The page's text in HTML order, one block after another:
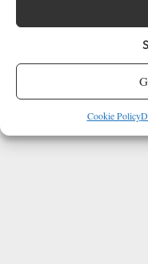
Cookie Policy